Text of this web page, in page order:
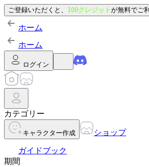
ご登録いただくと、 100クレジットが無料でご
ホーム
ホーム
ログイン
カテゴリー
キャラクター作成 ショップ
ガイドブック
期間